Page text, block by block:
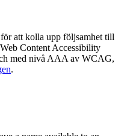
att kolla upp följsamhet till
Content Accessibility
med nivå AAA av WCAG,
.